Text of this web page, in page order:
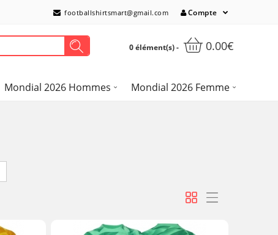
footballshirtsmart@gmail.com Compte
0 élément(s) - 0.00€
Mondial 2026 Hommes Mondial 2026 Femme